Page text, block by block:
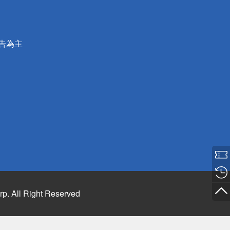
為主
All Right Reserved